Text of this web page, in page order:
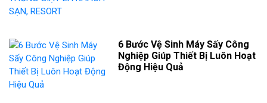
6 Bước Vệ Sinh Máy Sấy Công
Nghiệp Giúp Thiết Bị Luôn Hoạt
Động Hiệu Quả